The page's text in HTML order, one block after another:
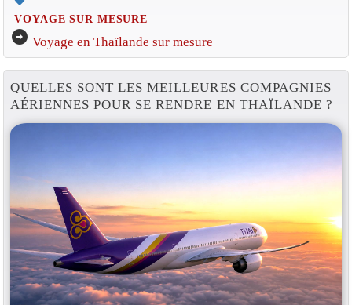
VOYAGE SUR MESURE
arrow_circle_right Voyage en Thaïlande sur mesure
QUELLES SONT LES MEILLEURES COMPAGNIES
AÉRIENNES POUR SE RENDRE EN THAÏLANDE ?